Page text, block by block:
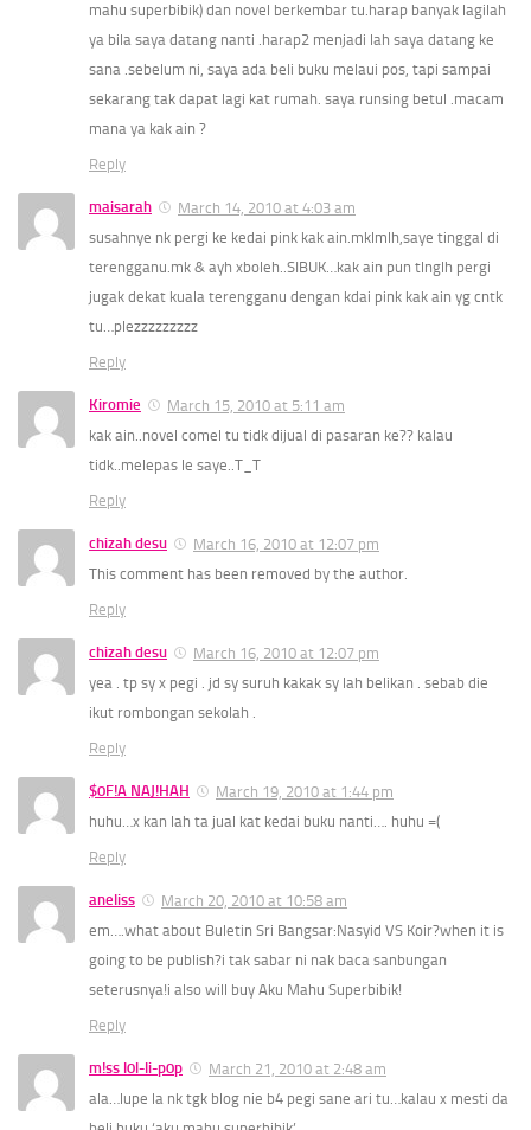
mahu superbibik) dan novel berkembar tu.harap banyak lagilah
ya bila saya datang nanti .harap2 menjadi lah saya datang ke
sana .sebelum ni, saya ada beli buku melaui pos, tapi sampai
sekarang tak dapat lagi kat rumah. saya runsing betul .macam
mana ya kak ain ?
Reply
maisarah
March 14, 2010 at 4:03 am
susahnye nk pergi ke kedai pink kak ain.mklmlh,saye tinggal di
terengganu.mk & ayh xboleh..SIBUK…kak ain pun tlnglh pergi
jugak dekat kuala terengganu dengan kdai pink kak ain yg cntk
tu…plezzzzzzzzz
Reply
Kiromie
March 15, 2010 at 5:11 am
kak ain..novel comel tu tidk dijual di pasaran ke?? kalau
tidk..melepas le saye..T_T
Reply
chizah desu
March 16, 2010 at 12:07 pm
This comment has been removed by the author.
Reply
chizah desu
March 16, 2010 at 12:07 pm
yea . tp sy x pegi . jd sy suruh kakak sy lah belikan . sebab die
ikut rombongan sekolah .
Reply
$0F!A NAJ!HAH
March 19, 2010 at 1:44 pm
huhu…x kan lah ta jual kat kedai buku nanti…. huhu =(
Reply
aneliss
March 20, 2010 at 10:58 am
em….what about Buletin Sri Bangsar:Nasyid VS Koir?when it is
going to be publish?i tak sabar ni nak baca sanbungan
seterusnya!i also will buy Aku Mahu Superbibik!
Reply
m!ss l0l-li-p0p
March 21, 2010 at 2:48 am
ala…lupe la nk tgk blog nie b4 pegi sane ari tu…kalau x mesti da